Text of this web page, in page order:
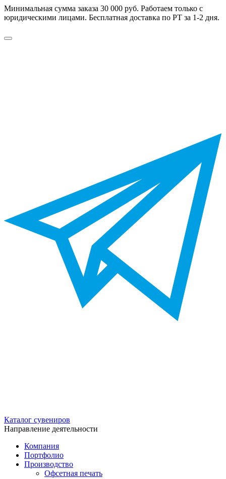
Минимальная сумма заказа 30 000 руб. Работаем только с
юридическими лицами. Бесплатная доставка по РТ за 1-2 дня.
Каталог сувениров
Направление деятельности
Компания
Портфолио
Производство
Офсетная печать